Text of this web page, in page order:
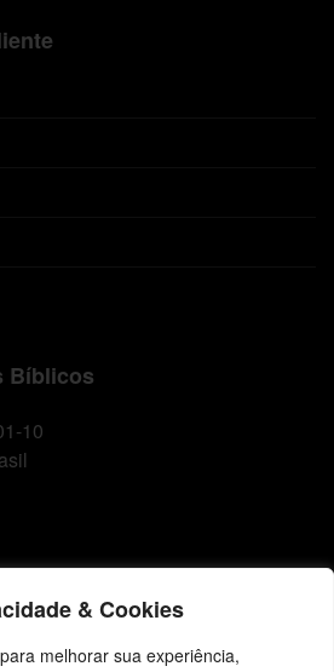
& Cookies
melhorar sua experiência,
Bíblicos
10